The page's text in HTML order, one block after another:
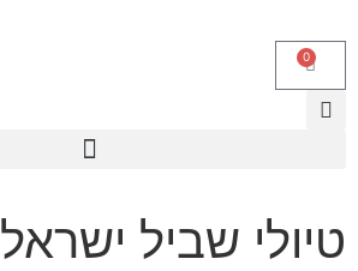
0
טיולי שביל ישראל